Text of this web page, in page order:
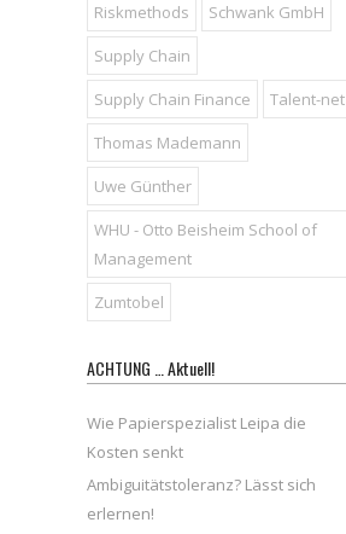
Riskmethods
Schwank GmbH
Supply Chain
Supply Chain Finance
Talent-net
Thomas Mademann
Uwe Günther
WHU - Otto Beisheim School of
Management
Zumtobel
ACHTUNG … Aktuell!
Wie Papierspezialist Leipa die
Kosten senkt
Ambiguitätstoleranz? Lässt sich
erlernen!